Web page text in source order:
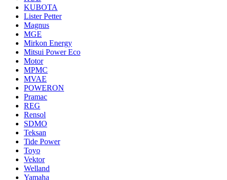
KUBOTA
Lister Petter
Magnus
MGE
Mirkon Energy
Mitsui Power Eco
Motor
MPMC
MVAE
POWERON
Pramac
REG
Rensol
SDMO
Teksan
Tide Power
Toyo
Vektor
Welland
Yamaha